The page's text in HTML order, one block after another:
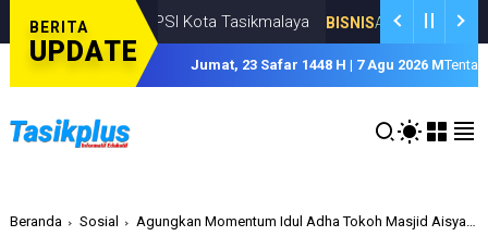
BERITA
UPDATE
DPD APPSI Kota Tasikmalaya BISNISAUGUSTUS 07, 2026
Jumat, 23 Safar 1448 H | 7 Agu 2026 M
Beranda Sosial Agungkan Momentum Idul Adha Tokoh Masjid Aisyah Berbagi dengan Warga Tunanetra dan Tunagrahita